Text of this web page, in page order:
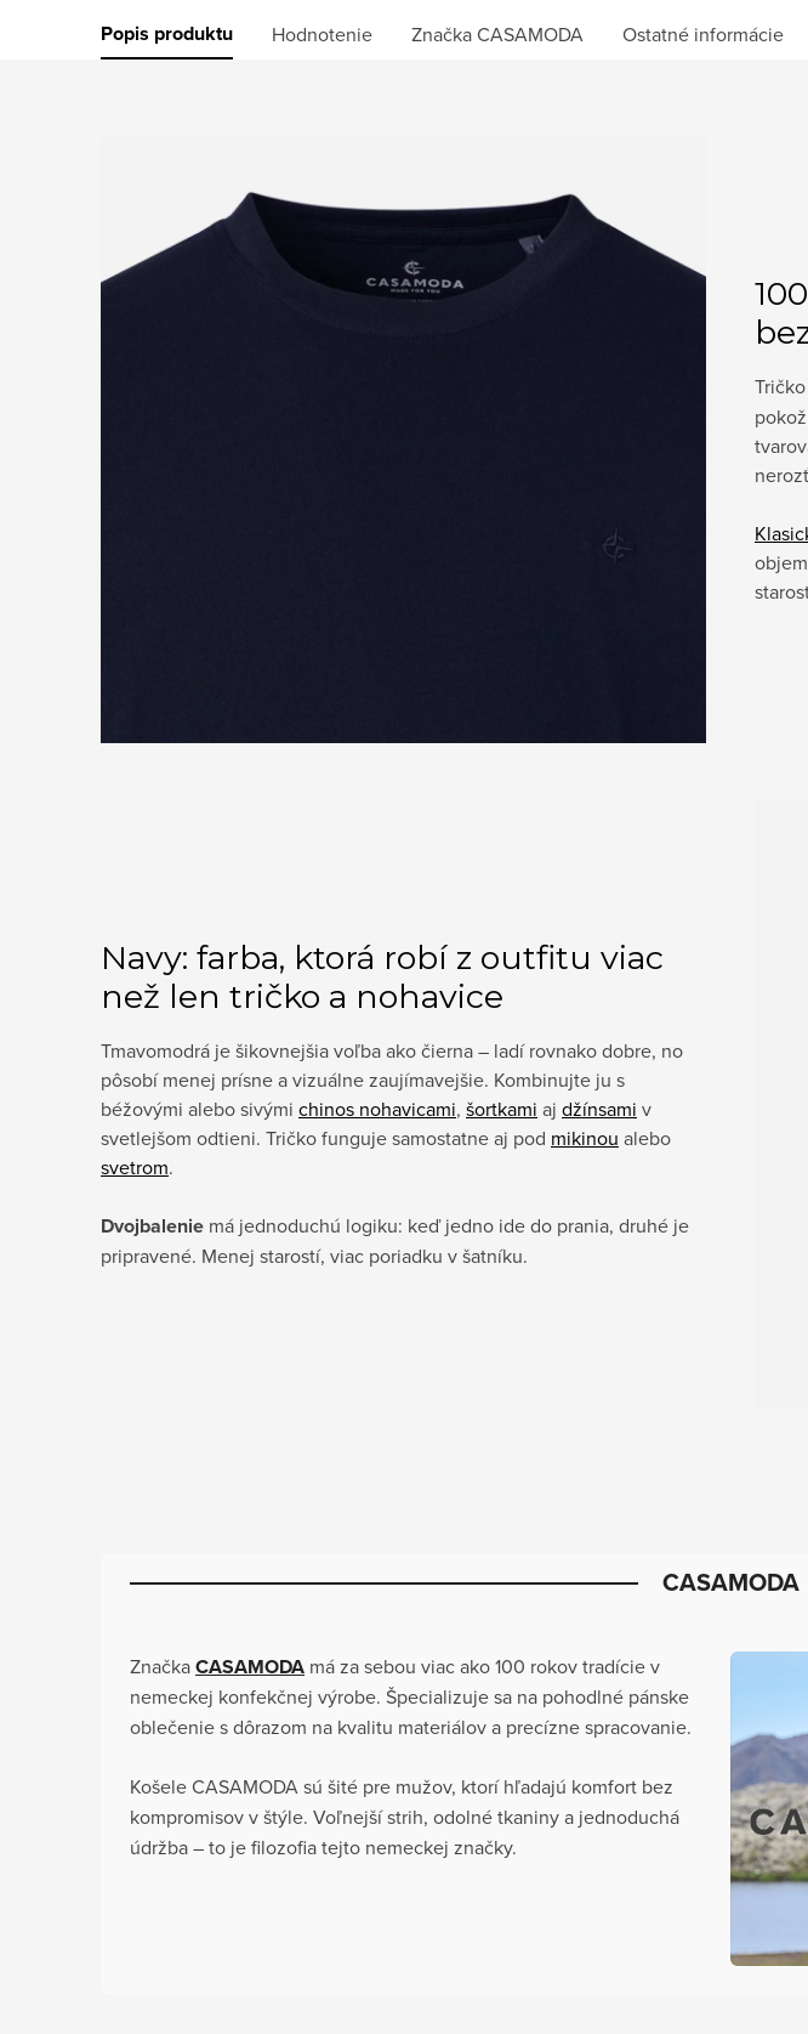
Popis produktu Hodnotenie ZnačkaCASAMODA Ostatné informácie
Navy: farba, ktorá robí z outfitu viac
než len tričko a nohavice
Tmavomodrá je šikovnejšia voľba ako čierna – ladí rovnako dobre, no
pôsobí menej prísne a vizuálne zaujímavejšie. Kombinujte ju s
béžovými alebo sivými chinos nohavicami, šortkami aj džínsami v
svetlejšom odtieni. Tričko funguje samostatne aj pod mikinou alebo
svetrom.
Dvojbalenie má jednoduchú logiku: keď jedno ide do prania, druhé je
pripravené. Menej starostí, viac poriadku v šatníku.
CASAMODA
ZnačkaCASAMODA má za sebou viac ako 100 rokov tradície v
nemeckej konfekčnej výrobe. Špecializuje sa na pohodlné pánske
oblečenie s dôrazom na kvalitu materiálov a precízne spracovanie.
Košele CASAMODA sú šité pre mužov, ktorí hľadajú komfort bez
kompromisov v štýle. Voľnejší strih, odolné tkaniny a jednoduchá
údržba – to je filozofia tejto nemeckej značky.